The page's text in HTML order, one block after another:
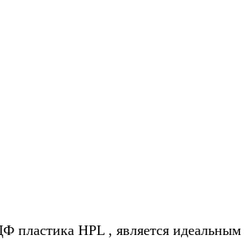
HPL , является